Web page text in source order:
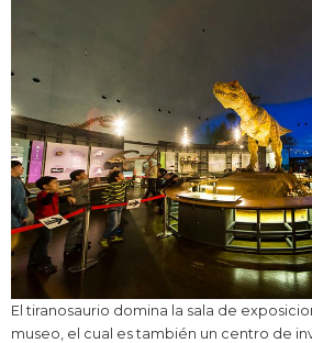
El tiranosaurio domina la sala de
museo, el cual es también un centro de